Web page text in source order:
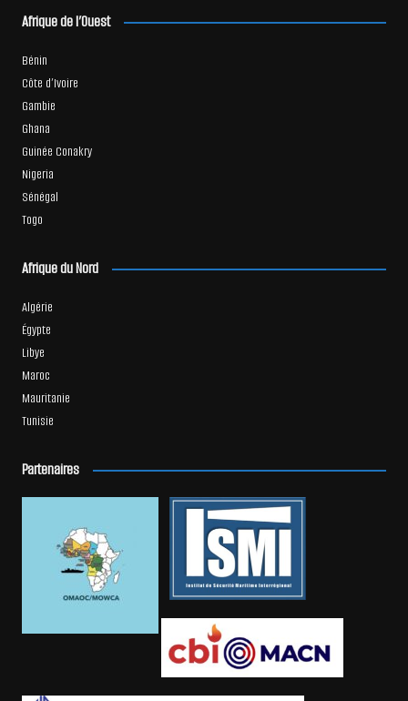
Afrique de l’Ouest
Bénin
Côte d’Ivoire
Gambie
Ghana
Guinée Conakry
Nigeria
Sénégal
Togo
Afrique du Nord
Algérie
Égypte
Libye
Maroc
Mauritanie
Tunisie
Partenaires